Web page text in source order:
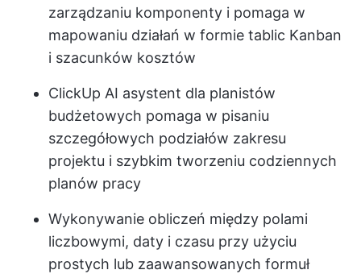
zarządzaniu komponenty i pomaga w
mapowaniu działań w formie tablic Kanban
i szacunków kosztów
ClickUp AI asystent dla planistów
budżetowych pomaga w pisaniu
szczegółowych podziałów zakresu
projektu i szybkim tworzeniu codziennych
planów pracy
Wykonywanie obliczeń między polami
liczbowymi, daty i czasu przy użyciu
prostych lub zaawansowanych formuł